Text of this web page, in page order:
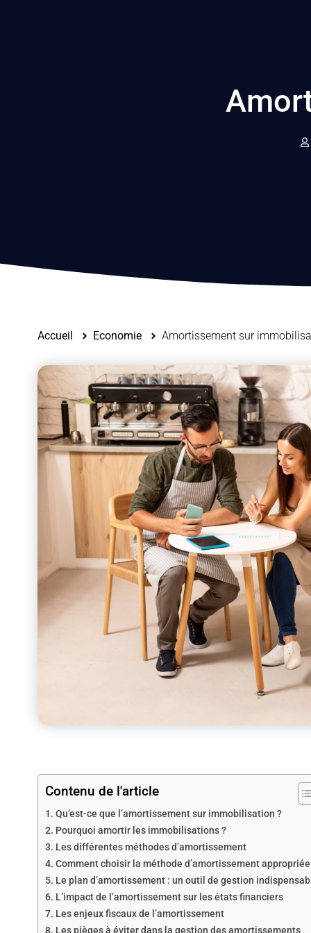
Accueil Economie Amortissement sur
Contenu de l'article
Qu’est-ce que l’amortissement sur immobilisation ?
Pourquoi amortir les immobilisations ?
Les différentes méthodes d’amortissement
Comment choisir la méthode d’amortissement appropriée
Le plan d’amortissement : un outil de gestion
L’impact de l’amortissement sur les états financiers
Les enjeux fiscaux de l’amortissement
Les pièges à éviter dans la gestion des amortissements